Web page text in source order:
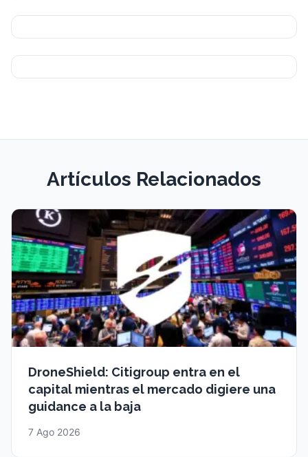
Artículos Relacionados
DroneShield: Citigroup entra en el
capital mientras el mercado digiere una
guidance a la baja
7 Ago 2026